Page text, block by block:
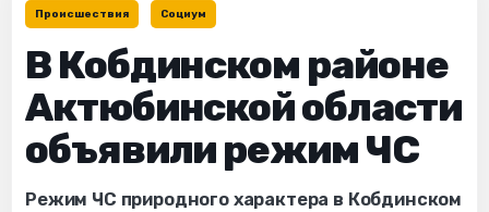
Происшествия Социум
В Кобдинском районе
Актюбинской области
объявили режим ЧС
Режим ЧС природного характера в Кобдинском